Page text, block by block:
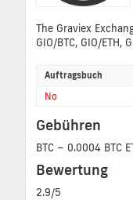
The Graviex
GIO/BTC, GIO/
Auftragsbuch
No
Gebühren
BTC – 0.0004 BTC
Bewertung
2.9/5